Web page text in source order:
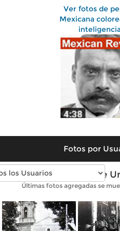
Ver fotos de
Mexicana
Fotos por
Fotos antiguas de
Últimas fotos agregadas se